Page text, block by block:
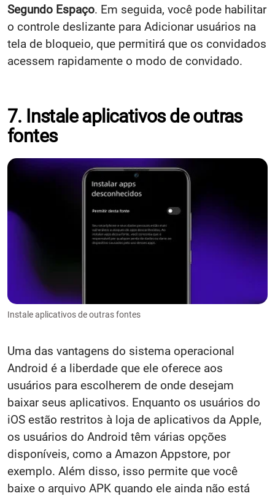
Segundo Espaço. Em seguida, você pode habilitar
o controle deslizante para Adicionar usuários na
tela de bloqueio, que permitirá que os convidados
acessem rapidamente o modo de convidado.
7. Instale aplicativos de outras
fontes
Instale aplicativos de outras fontes
Uma das vantagens do sistema operacional
Android é a liberdade que ele oferece aos
usuários para escolherem de onde desejam
baixar seus aplicativos. Enquanto os usuários do
iOS estão restritos à loja de aplicativos da Apple,
os usuários do Android têm várias opções
disponíveis, como a Amazon Appstore, por
exemplo. Além disso, isso permite que você
baixe o arquivo APK quando ele ainda não está